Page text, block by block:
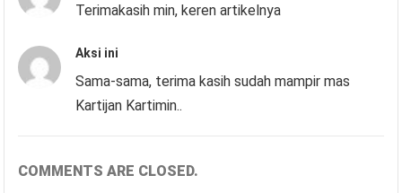
Terimakasih min, keren artikelnya
Aksi ini
Sama-sama, terima kasih sudah mampir mas
Kartijan Kartimin..
COMMENTS ARE CLOSED.